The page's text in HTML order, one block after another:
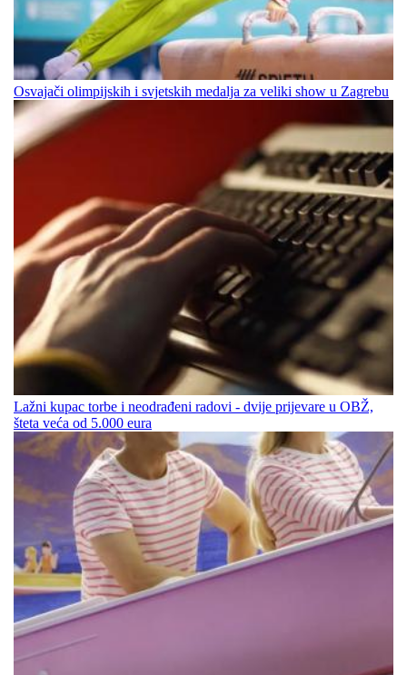
Osvajači olimpijskih i svjetskih medalja za veliki show u Zagrebu
Lažni kupac torbe i neodrađeni radovi - dvije prijevare u OBŽ,
šteta veća od 5.000 eura